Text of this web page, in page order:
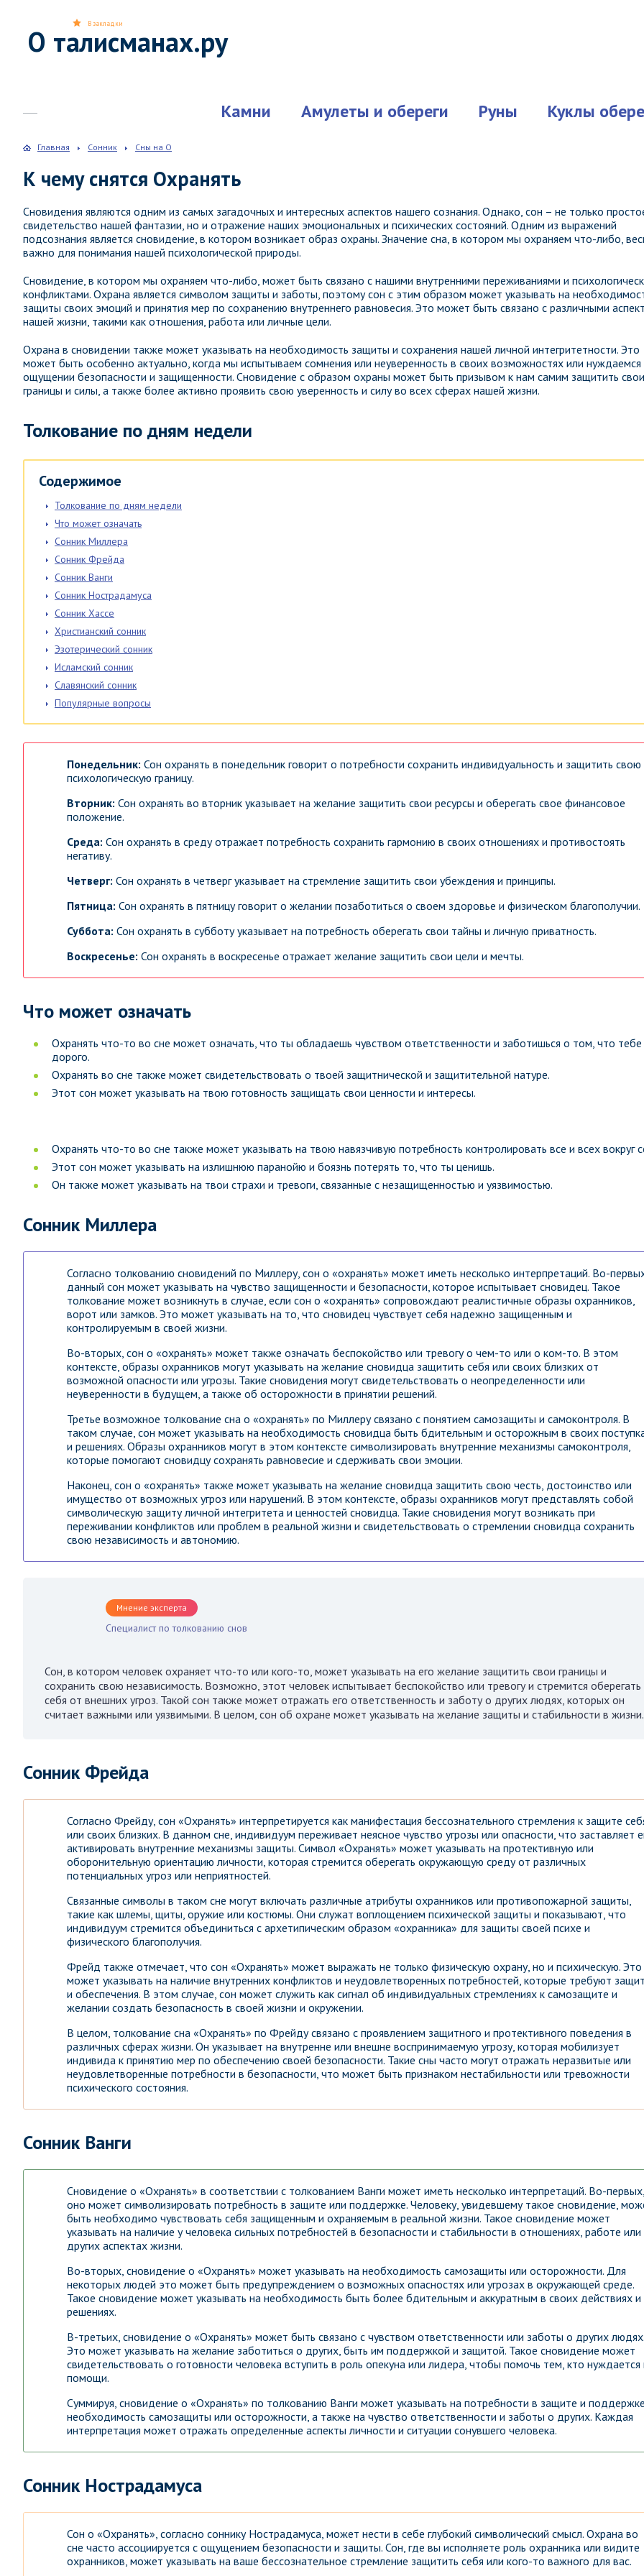
О талисманах.ру
Камни Амулеты и обереги Руны Куклы
В закладки
Главная Сонник Сны на О
К чему снятся Охранять
Сновидения являются одним из самых загадочных и интересных аспектов нашего сознания. Однако, сон – не только
свидетельство нашей фантазии, но и отражение наших эмоциональных и психических состояний. Одним из выражений
подсознания является сновидение, в котором возникает образ охраны. Значение сна, в котором мы охраняем что-либо,
важно для понимания нашей психологической природы.
Сновидение, в котором мы охраняем что-либо, может быть связано с нашими внутренними переживаниями и
конфликтами. Охрана является символом защиты и заботы, поэтому сон с этим образом может указывать на
защиты своих эмоций и принятия мер по сохранению внутреннего равновесия. Это может быть связано с различными
нашей жизни, такими как отношения, работа или личные цели.
Охрана в сновидении также может указывать на необходимость защиты и сохранения нашей личной интегритетности. Это
может быть особенно актуально, когда мы испытываем сомнения или неуверенность в своих возможностях или нуждаемся
ощущении безопасности и защищенности. Сновидение с образом охраны может быть призывом к нам самим защитить свои
границы и силы, а также более активно проявить свою уверенность и силу во всех сферах нашей жизни.
Толкование по дням недели
Содержимое
Толкование по дням недели
Что может означать
Сонник Миллера
Сонник Фрейда
Сонник Ванги
Сонник Нострадамуса
Сонник Хассе
Христианский сонник
Эзотерический сонник
Исламский сонник
Славянский сонник
Популярные вопросы
Понедельник: Сон охранять в понедельник говорит о потребности сохранить индивидуальность и защитить свою
психологическую границу.
Вторник: Сон охранять во вторник указывает на желание защитить свои ресурсы и оберегать свое финансовое
положение.
Среда: Сон охранять в среду отражает потребность сохранить гармонию в своих отношениях и противостоять
негативу.
Четверг: Сон охранять в четверг указывает на стремление защитить свои убеждения и принципы.
Пятница: Сон охранять в пятницу говорит о желании позаботиться о своем здоровье и физическом благополучии.
Суббота: Сон охранять в субботу указывает на потребность оберегать свои тайны и личную приватность.
Воскресенье: Сон охранять в воскресенье отражает желание защитить свои цели и мечты.
Что может означать
Охранять что-то во сне может означать, что ты обладаешь чувством ответственности и заботишься о том, что тебе
дорого.
Охранять во сне также может свидетельствовать о твоей защитнической и защитительной натуре.
Этот сон может указывать на твою готовность защищать свои ценности и интересы.
Охранять что-то во сне также может указывать на твою навязчивую потребность контролировать все и всех вокруг
Этот сон может указывать на излишнюю паранойю и боязнь потерять то, что ты ценишь.
Он также может указывать на твои страхи и тревоги, связанные с незащищенностью и уязвимостью.
Сонник Миллера
Согласно толкованию сновидений по Миллеру, сон о «охранять» может иметь несколько интерпретаций. Во-
данный сон может указывать на чувство защищенности и безопасности, которое испытывает сновидец. Такое
толкование может возникнуть в случае, если сон о «охранять» сопровождают реалистичные образы охранников,
ворот или замков. Это может указывать на то, что сновидец чувствует себя надежно защищенным и
контролируемым в своей жизни.
Во-вторых, сон о «охранять» может также означать беспокойство или тревогу о чем-то или о ком-то. В этом
контексте, образы охранников могут указывать на желание сновидца защитить себя или своих близких от
возможной опасности или угрозы. Такие сновидения могут свидетельствовать о неопределенности или
неуверенности в будущем, а также об осторожности в принятии решений.
Третье возможное толкование сна о «охранять» по Миллеру связано с понятием самозащиты и самоконтроля. В
таком случае, сон может указывать на необходимость сновидца быть бдительным и осторожным в своих
и решениях. Образы охранников могут в этом контексте символизировать внутренние механизмы самоконтроля,
которые помогают сновидцу сохранять равновесие и сдерживать свои эмоции.
Наконец, сон о «охранять» также может указывать на желание сновидца защитить свою честь, достоинство или
имущество от возможных угроз или нарушений. В этом контексте, образы охранников могут представлять собой
символическую защиту личной интегритета и ценностей сновидца. Такие сновидения могут возникать при
переживании конфликтов или проблем в реальной жизни и свидетельствовать о стремлении сновидца сохранить
свою независимость и автономию.
Мнение эксперта
Специалист по толкованию снов
Сон, в котором человек охраняет что-то или кого-то, может указывать на его желание защитить свои границы и
сохранить свою независимость. Возможно, этот человек испытывает беспокойство или тревогу и стремится оберегать
себя от внешних угроз. Такой сон также может отражать его ответственность и заботу о других людях, которых он
считает важными или уязвимыми. В целом, сон об охране может указывать на желание защиты и стабильности в жизни.
Сонник Фрейда
Согласно Фрейду, сон «Охранять» интерпретируется как манифестация бессознательного стремления к защите
или своих близких. В данном сне, индивидуум переживает неясное чувство угрозы или опасности, что заставляет
активировать внутренние механизмы защиты. Символ «Охранять» может указывать на протективную или
оборонительную ориентацию личности, которая стремится оберегать окружающую среду от различных
потенциальных угроз или неприятностей.
Связанные символы в таком сне могут включать различные атрибуты охранников или противопожарной защиты,
такие как шлемы, щиты, оружие или костюмы. Они служат воплощением психической защиты и показывают, что
индивидуум стремится объединиться с архетипическим образом «охранника» для защиты своей психе и
физического благополучия.
Фрейд также отмечает, что сон «Охранять» может выражать не только физическую охрану, но и психическую. Это
может указывать на наличие внутренних конфликтов и неудовлетворенных потребностей, которые требуют
и обеспечения. В этом случае, сон может служить как сигнал об индивидуальных стремлениях к самозащите и
желании создать безопасность в своей жизни и окружении.
В целом, толкование сна «Охранять» по Фрейду связано с проявлением защитного и протективного поведения в
различных сферах жизни. Он указывает на внутренне или внешне воспринимаемую угрозу, которая мобилизует
индивида к принятию мер по обеспечению своей безопасности. Такие сны часто могут отражать неразвитые или
неудовлетворенные потребности в безопасности, что может быть признаком нестабильности или тревожности
психического состояния.
Сонник Ванги
Сновидение о «Охранять» в соответствии с толкованием Ванги может иметь несколько интерпретаций. Во-первых,
оно может символизировать потребность в защите или поддержке. Человеку, увидевшему такое сновидение,
быть необходимо чувствовать себя защищенным и охраняемым в реальной жизни. Такое сновидение может
указывать на наличие у человека сильных потребностей в безопасности и стабильности в отношениях, работе или
других аспектах жизни.
Во-вторых, сновидение о «Охранять» может указывать на необходимость самозащиты или осторожности. Для
некоторых людей это может быть предупреждением о возможных опасностях или угрозах в окружающей среде.
Такое сновидение может указывать на необходимость быть более бдительным и аккуратным в своих действиях и
решениях.
В-третьих, сновидение о «Охранять» может быть связано с чувством ответственности или заботы о других людях.
Это может указывать на желание заботиться о других, быть им поддержкой и защитой. Такое сновидение может
свидетельствовать о готовности человека вступить в роль опекуна или лидера, чтобы помочь тем, кто нуждается
помощи.
Суммируя, сновидение о «Охранять» по толкованию Ванги может указывать на потребности в защите и
необходимость самозащиты или осторожности, а также на чувство ответственности и заботы о других. Каждая
интерпретация может отражать определенные аспекты личности и ситуации сонувшего человека.
Сонник Нострадамуса
Сон о «Охранять», согласно соннику Нострадамуса, может нести в себе глубокий символический смысл. Охрана во
сне часто ассоциируется с ощущением безопасности и защиты. Сон, где вы исполняете роль охранника или видите
охранников, может указывать на ваше бессознательное стремление защитить себя или кого-то важного для вас.